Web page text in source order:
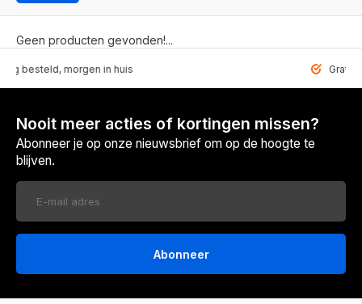
Geen producten gevonden!...
morgen in huis Gratis
Nooit meer acties of kortingen missen?
Abonneer je op onze nieuwsbrief om op de hoogte te
blijven.
Abonneer